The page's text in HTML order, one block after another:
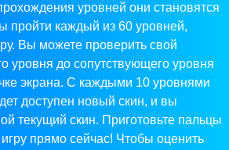
уровней они становятся
пройти каждый из 60 уровней,
Вы можете проверить свой
уровня до сопутствующего уровня
экрана. С каждыми 10 уровнями
доступен новый скин, и вы
текущий скин. Приготовьте пальцы
прямо сейчас! Чтобы оценить